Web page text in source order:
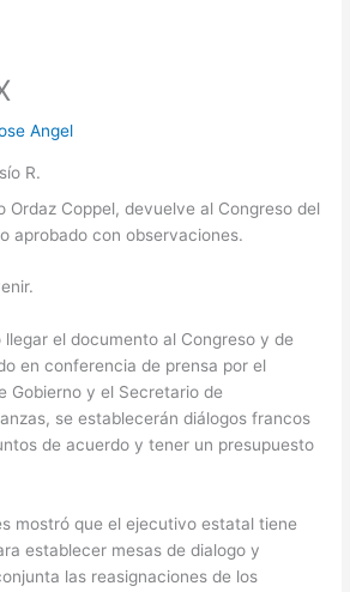
Angel
R.
Ordaz Coppel, devuelve al Congreso del
aprobado con observaciones.
llegar el documento al Congreso y de
en conferencia de prensa por el
Gobierno y el Secretario de
se establecerán diálogos francos
de acuerdo y tener un presupuesto
mostró que el ejecutivo estatal tiene
establecer mesas de dialogo y
las reasignaciones de los